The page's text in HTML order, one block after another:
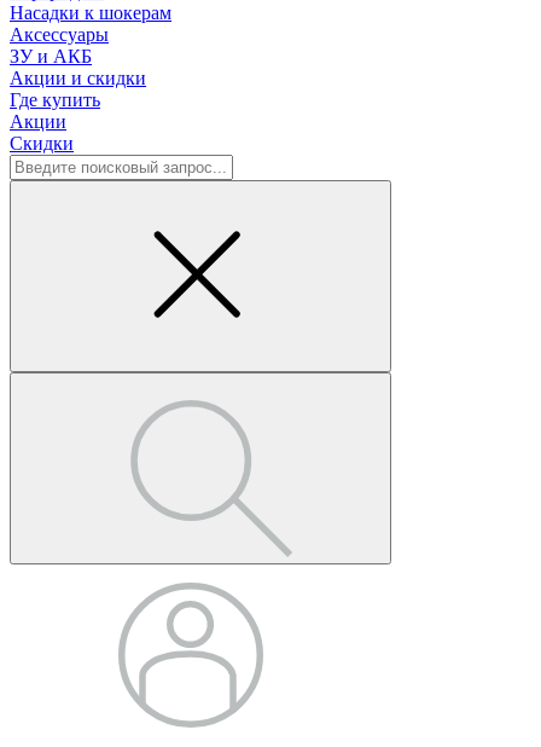
Насадки к шокерам
Аксессуары
ЗУ и АКБ
Акции и скидки
Где купить
Акции
Скидки